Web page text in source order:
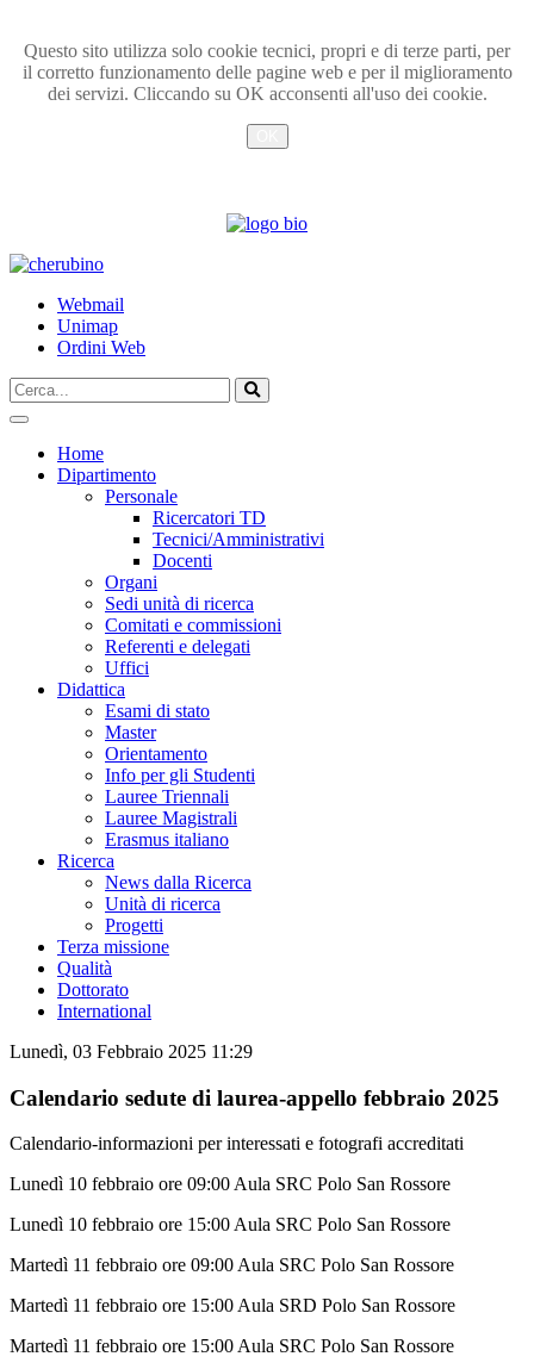
Questo sito utilizza solo cookie tecnici, propri e di terze parti, per
il corretto funzionamento delle pagine web e per il miglioramento
dei servizi. Cliccando su OK acconsenti all'uso dei cookie.
TPL_UNIPI_SKIP_TO_CONTENT
Webmail
Unimap
Ordini Web
Cerca...
Vai
Home
Dipartimento
Personale
Ricercatori TD
Tecnici/Amministrativi
Docenti
Organi
Sedi unità di ricerca
Comitati e commissioni
Referenti e delegati
Uffici
Didattica
Esami di stato
Master
Orientamento
Info per gli Studenti
Lauree Triennali
Lauree Magistrali
Erasmus italiano
Ricerca
News dalla Ricerca
Unità di ricerca
Progetti
Terza missione
Qualità
Dottorato
International
Lunedì, 03 Febbraio 2025 11:29
Calendario sedute di laurea-appello febbraio 2025
Calendario-informazioni per interessati e fotografi accreditati
Lunedì 10 febbraio ore 09:00 Aula SRC Polo San Rossore
Lunedì 10 febbraio ore 15:00 Aula SRC Polo San Rossore
Martedì 11 febbraio ore 09:00 Aula SRC Polo San Rossore
Martedì 11 febbraio ore 15:00 Aula SRD Polo San Rossore
Martedì 11 febbraio ore 15:00 Aula SRC Polo San Rossore